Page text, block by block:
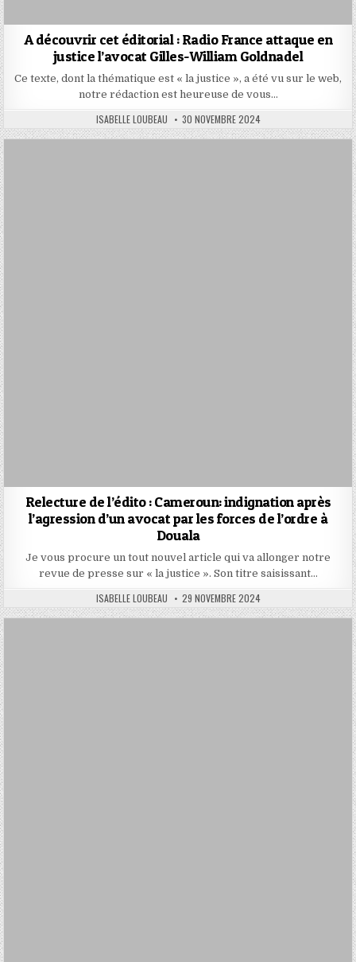
A découvrir cet éditorial : Radio France attaque en
justice l’avocat Gilles-William Goldnadel
Ce texte, dont la thématique est « la justice », a été vu sur le web,
notre rédaction est heureuse de vous…
AUTHOR:
ISABELLE LOUBEAU PUBLISHED
DATE:
30 NOVEMBRE 2024
Relecture de l’édito : Cameroun: indignation après
l’agression d’un avocat par les forces de l’ordre à
Douala
Je vous procure un tout nouvel article qui va allonger notre
revue de presse sur « la justice ». Son titre saisissant…
AUTHOR:
ISABELLE LOUBEAU PUBLISHED
DATE:
29 NOVEMBRE 2024